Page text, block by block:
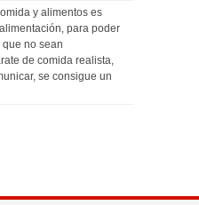
y alimentos es
para poder
no sean
de comida realista,
se consigue un